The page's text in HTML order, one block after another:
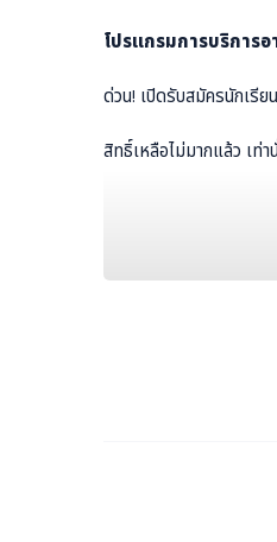
โปรแกรมการบริกา
ด่วน! เปิดรับสมัครนักเรียน
สิทธิ์เหลือไม่มากแล้ว เท่
ฟรี! เสื้อมารีน 1